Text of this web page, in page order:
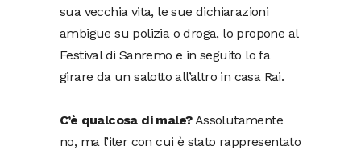
sua vecchia vita, le sue dichiarazioni
ambigue su polizia o droga, lo propone al
Festival di Sanremo e in seguito lo fa
girare da un salotto all’altro in casa Rai.
C’è qualcosa di male?Assolutamente
no, ma l’iter con cui è stato rappresentato